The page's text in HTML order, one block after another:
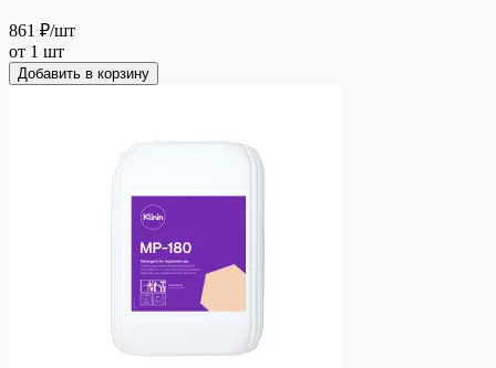
861 ₽/шт
от 1 шт
Добавить в корзину